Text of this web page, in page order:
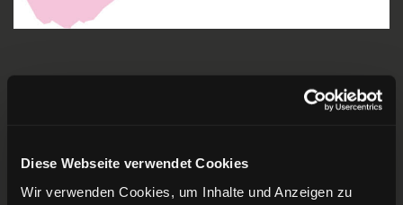
Diese Webseite verwendet Cookies
Wir verwenden Cookies, um Inhalte und Anzeigen zu